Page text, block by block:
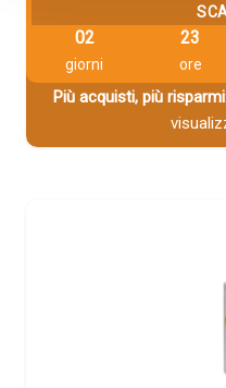
02
giorni
23
ore
Più acquisti, più